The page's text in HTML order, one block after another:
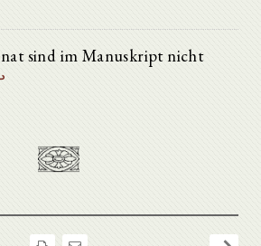
sind im Manuskript nicht